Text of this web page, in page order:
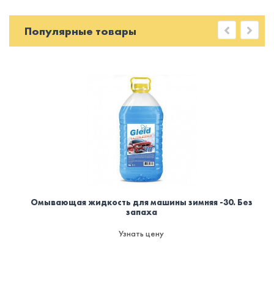
Популярные товары
Омывающая жидкость для машины зимняя -30. Без
запаха
Узнать цену